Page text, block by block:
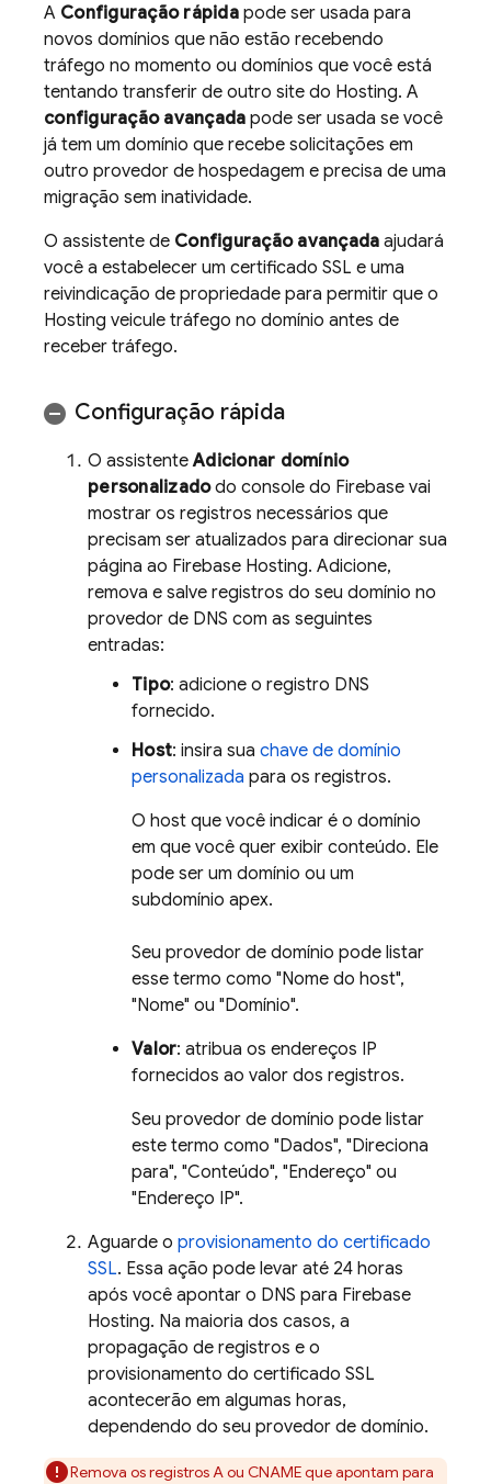
A Configuração rápidapode ser usada para
novos domínios que não estão recebendo
tráfego no momento ou domínios que você está
tentando transferir de outro site do Hosting. A
configuração avançada pode ser usada se você
já tem um domínio que recebe solicitações em
outro provedor de hospedagem e precisa de uma
migração sem inatividade.
O assistente de Configuração avançada ajudará
você a estabelecer um certificado SSL e uma
reivindicação de propriedade para permitir que o
Hosting veicule tráfego no domínio antes de
receber tráfego.
Configuração rápida
O assistenteAdicionar domínio
personalizadodo console do Firebase vai
mostrar os registros necessários que
precisam ser atualizados para direcionar sua
página ao Firebase Hosting. Adicione,
remova e salve registros do seu domínio no
provedor de DNS com as seguintes
entradas:
Tipo: adicione o registro DNS
fornecido.
Host: insira sua chave de domínio
personalizada para os registros.
O host que você indicar é o domínio
em que você quer exibir conteúdo. Ele
pode ser um domínio ou um
subdomínio apex.
Seu provedor de domínio pode listar
esse termo como "Nome do host",
"Nome" ou "Domínio".
Valor: atribua os endereços IP
fornecidos ao valor dos registros.
Seu provedor de domínio pode listar
este termo como "Dados", "Direciona
para", "Conteúdo", "Endereço" ou
"Endereço IP".
Aguarde o provisionamento do certificado
SSL. Essa ação pode levar até 24 horas
após você apontar o DNS para Firebase
Hosting. Na maioria dos casos, a
propagação de registros e o
provisionamento do certificado SSL
acontecerão em algumas horas,
dependendo do seu provedor de domínio.
Remova os registros A ou CNAME que apontam para